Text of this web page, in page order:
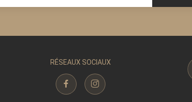
RÉSEAUX SOCIAUX